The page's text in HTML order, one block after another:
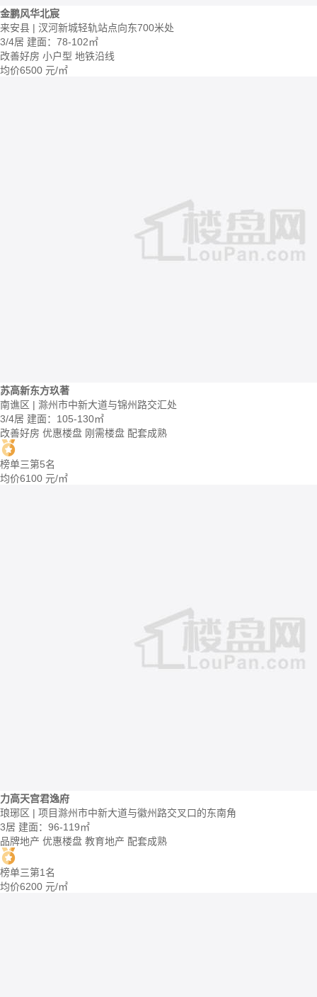
金鹏风华北宸
来安县 | 汊河新城轻轨站点向东700米处
3/4居 建面：78-102㎡
改善好房 小户型 地铁沿线
均价6500 元/㎡
苏高新东方玖著
南谯区 | 滁州市中新大道与锦州路交汇处
3/4居 建面：105-130㎡
改善好房 优惠楼盘 刚需楼盘 配套成熟
榜单三第5名
均价6100 元/㎡
力高天宫君逸府
琅琊区 | 项目滁州市中新大道与徽州路交叉口的东南角
3居 建面：96-119㎡
品牌地产 优惠楼盘 教育地产 配套成熟
榜单三第1名
均价6200 元/㎡